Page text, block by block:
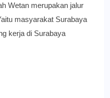
Wetan merupakan jalur
masyarakat Surabaya
kerja di Surabaya